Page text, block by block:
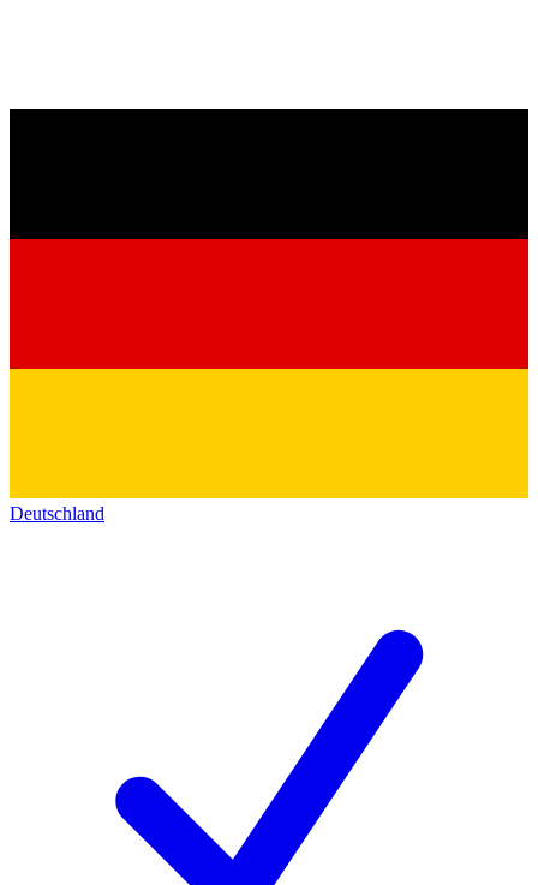
Deutschland